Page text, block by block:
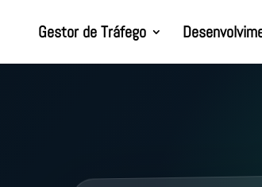
Gestor de Tráfego